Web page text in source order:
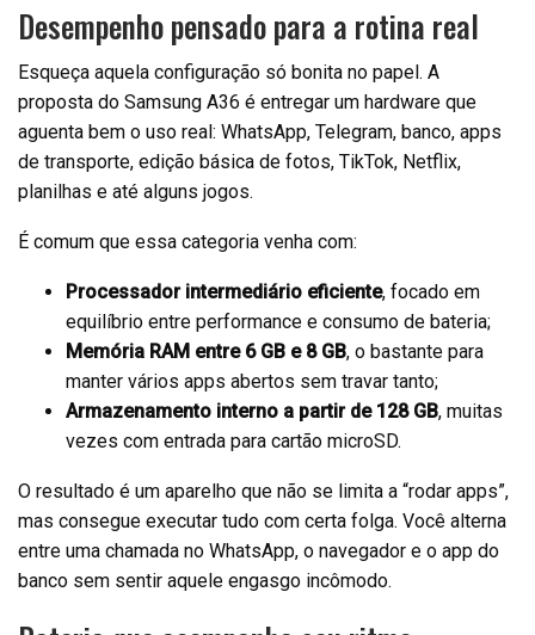
Desempenho pensado para a rotina real
Esqueça aquela configuração só bonita no papel. A
proposta do Samsung A36 é entregar um hardware que
aguenta bem o uso real: WhatsApp, Telegram, banco, apps
de transporte, edição básica de fotos, TikTok, Netflix,
planilhas e até alguns jogos.
É comum que essa categoria venha com:
Processador intermediário eficiente, focado em
equilíbrio entre performance e consumo de bateria;
Memória RAM entre 6 GB e 8 GB, o bastante para
manter vários apps abertos sem travar tanto;
Armazenamento interno a partir de 128 GB, muitas
vezes com entrada para cartão microSD.
O resultado é um aparelho que não se limita a “rodar apps”,
mas consegue executar tudo com certa folga. Você alterna
entre uma chamada no WhatsApp, o navegador e o app do
banco sem sentir aquele engasgo incômodo.